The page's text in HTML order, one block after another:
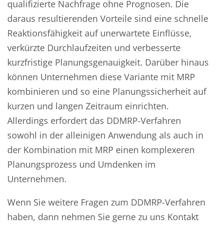
qualifizierte Nachfrage ohne Prognosen. Die
daraus resultierenden Vorteile sind eine schnelle
Reaktionsfähigkeit auf unerwartete Einflüsse,
verkürzte Durchlaufzeiten und verbesserte
kurzfristige Planungsgenauigkeit. Darüber hinaus
können Unternehmen diese Variante mit MRP
kombinieren und so eine Planungssicherheit auf
kurzen und langen Zeitraum einrichten.
Allerdings erfordert das DDMRP-Verfahren
sowohl in der alleinigen Anwendung als auch in
der Kombination mit MRP einen komplexeren
Planungsprozess und Umdenken im
Unternehmen.
Wenn Sie weitere Fragen zum DDMRP-Verfahren
haben, dann nehmen Sie gerne zu uns Kontakt